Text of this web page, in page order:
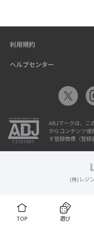
TOP 遊び
利用規約
ヘルプセンター
ABJマークは、こ
からコンテンツ
す登録商標（登録
(株)レジ